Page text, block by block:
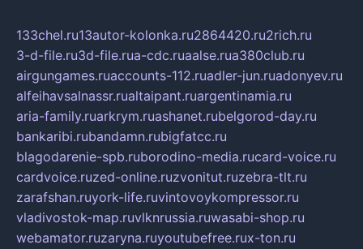
133chel.ru13autor-kolonka.ru2864420.ru2rich.ru
3-d-file.ru3d-file.rua-cdc.ruaalse.rua380club.ru
airgungames.ruaccounts-112.ruadler-jun.ruadonyev.ru
alfeihavsalnassr.rualtaipant.ruargentinamia.ru
aria-family.ruarkrym.ruashanet.rubelgorod-day.ru
bankaribi.rubandamn.rubigfatcc.ru
blagodarenie-spb.ruborodino-media.rucard-voice.ru
cardvoice.ruzed-online.ruzvonitut.ruzebra-tlt.ru
zarafshan.ruyork-life.ruvintovoykompressor.ru
vladivostok-map.ruvlknrussia.ruwasabi-shop.ru
webamator.ruzaryna.ruyoutubefree.rux-ton.ru